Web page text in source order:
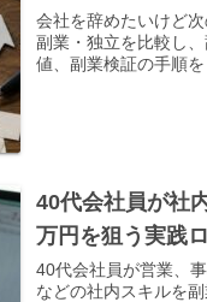
会社を辞めたいけど
副業・独立を比較し
値、副業検証の手順を
40代会社員が社
万円を狙う実践
40代会社員が営業、
などの社内スキルを